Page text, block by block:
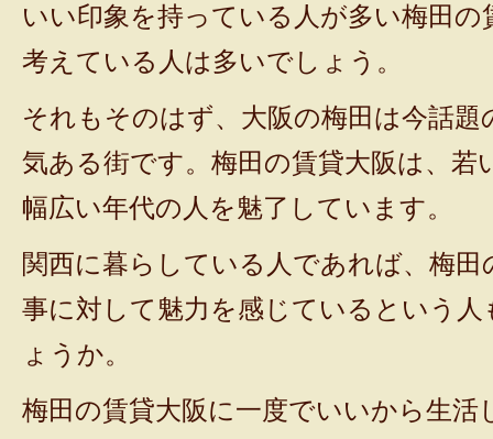
いい印象を持っている人が多い梅田
考えている人は多いでしょう。
それもそのはず、大阪の梅田は今話
気ある街です。梅田の賃貸大阪は、若
幅広い年代の人を魅了しています。
関西に暮らしている人であれば、梅
事に対して魅力を感じているという
ょうか。
梅田の賃貸大阪に一度でいいから生